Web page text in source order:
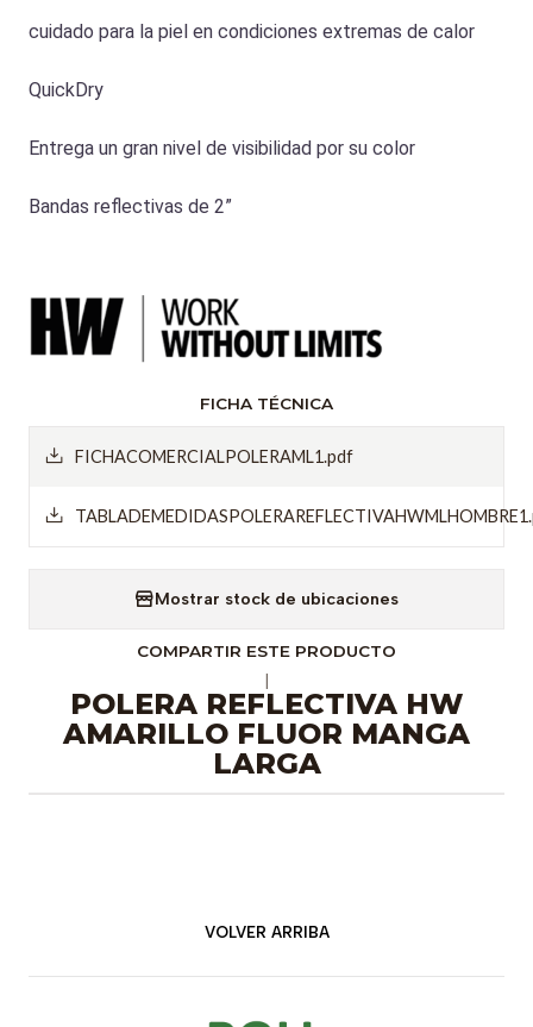
cuidado para la piel en condiciones extremas de calor
QuickDry
Entrega un gran nivel de visibilidad por su color
Bandas reflectivas de 2”
FICHA TÉCNICA
FICHACOMERCIALPOLERAML1.pdf
Mostrar stock de ubicaciones
COMPARTIR ESTE PRODUCTO
POLERA REFLECTIVA HW
AMARILLO FLUOR MANGA
LARGA
VOLVER ARRIBA